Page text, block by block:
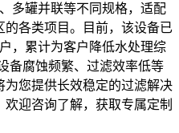
多罐并联等不同规格，适配
的各类项目。目前，该设备已
，累计为客户降低水处理综
备腐蚀频繁、过滤效率低等
您提供长效稳定的过滤解决
迎咨询了解，获取专属定制